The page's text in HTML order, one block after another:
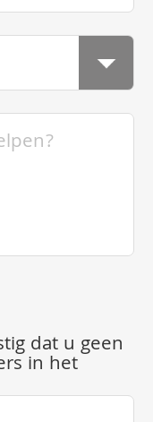
dat u geen
in het